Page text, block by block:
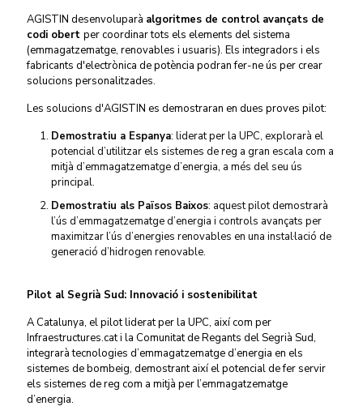
AGISTIN desenvoluparà algoritmes de control avançats de
codi obert per coordinar tots els elements del sistema
(emmagatzematge, renovables i usuaris). Els integradors i els
fabricants d'electrònica de potència podran fer-ne ús per crear
solucions personalitzades.
Les solucions d'AGISTIN es demostraran en dues proves pilot:
Demostratiu a Espanya: liderat per la UPC, explorarà el
potencial d’utilitzar els sistemes de reg a gran escala com a
mitjà d’emmagatzematge d’energia, a més del seu ús
principal.
Demostratiu als Països Baixos: aquest pilot demostrarà
l’ús d’emmagatzematge d’energia i controls avançats per
maximitzar l’ús d’energies renovables en una instal·lació de
generació d’hidrogen renovable.
Pilot al Segrià Sud: Innovació i sostenibilitat
A Catalunya, el pilot liderat perla UPC, així com per
Infraestructures.cat i la Comunitat de Regants del Segrià Sud,
integrarà tecnologies d’emmagatzematge d’energia en els
sistemes de bombeig, demostrant així el potencial de fer servir
els sistemes de reg com a mitjà per l’emmagatzematge
d’energia.